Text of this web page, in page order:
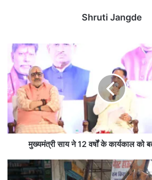
Shruti Jangde
ख्य
मं
त्री
सा
य
1
2
के
मुख्यमंत्री साय ने 12 वर्षों के कार्यकाल को
रा